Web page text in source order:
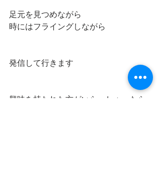
足元を見つめながら
時にはフライングしながら
発信して行きます
興味を持たれた方がいらっしゃったら